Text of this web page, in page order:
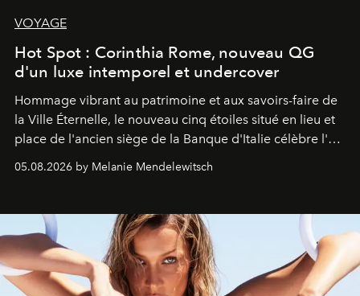
VOYAGE
Hot Spot : Corinthia Rome, nouveau QG
d'un luxe intemporel et undercover
Hommage vibrant au patrimoine et aux savoirs-faire de
la Ville Éternelle, le nouveau cinq étoiles situé en lieu et
place de l'ancien siège de la Banque d'Italie célèbre l'art
de vivre Romain dans toute son élégance intemporelle.
05.08.2026 by Melanie Mendelewitsch